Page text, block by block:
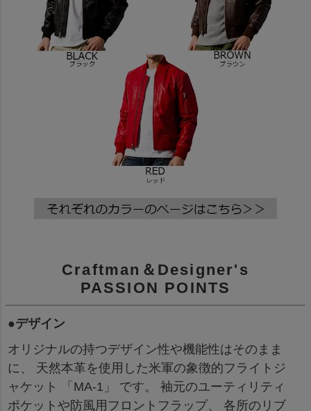
Craftman＆Designer's
PASSION POINTS
●デザイン
オリジナルの持つデザイン性や機能性はそのまま
に、 天然本革を使用した米軍の象徴的フライトジ
ャケット 「MA-1」 です。 袖元のユーティリティ
ポケットや防風用フロントフラップ、 各所のリブ